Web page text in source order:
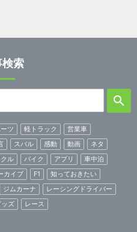
索
ツ 軽トラック
営業車
スバル 感動 動画
ネタ
ル バイク アプリ
車中泊
カイブ F1
知っておきたい
ジムカーナ
レーシングドライバー
ッズ レース